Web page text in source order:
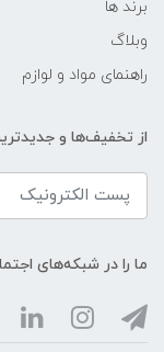
برند ها
وبلاگ
راهنمای مواد و لوازم
از تخفیف‌ها و
ما را در شبکه‌های